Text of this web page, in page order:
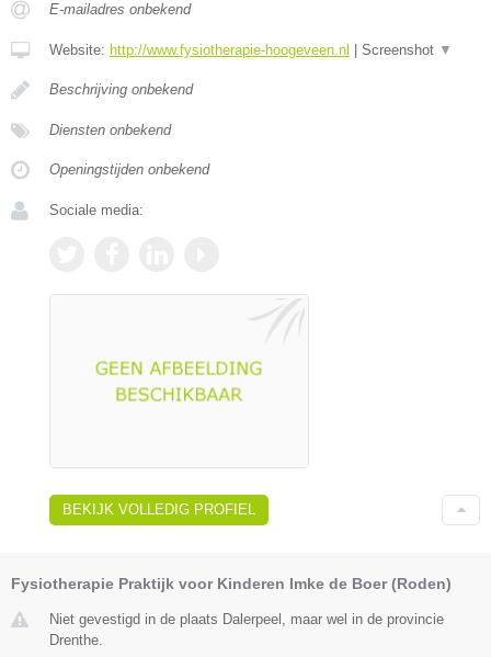
E-mailadres onbekend
Website: http://www.fysiotherapie-hoogeveen.nl Screenshot ▼
Beschrijving onbekend
Diensten onbekend
Openingstijden onbekend
Sociale media:
BEKIJK VOLLEDIG PROFIEL
Fysiotherapie Praktijk voor Kinderen Imke de Boer (Roden)
Niet gevestigd in de plaats Dalerpeel, maar wel in de provincie
Drenthe.